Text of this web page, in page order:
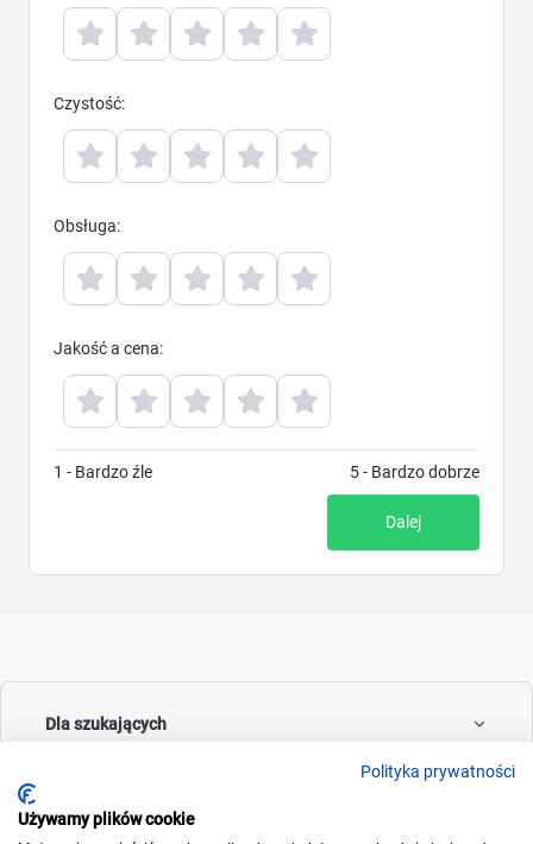
Czystość:
Obsługa:
Jakość a cena:
1 - Bardzo źle 5 - Bardzo dobrze
Dalej
Dla szukających
Dla wynajmujących
Polityka prywatności
Używamy plików cookie